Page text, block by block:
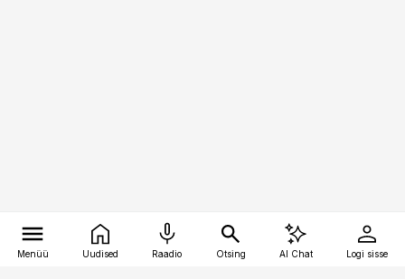
Menüü Uudised Raadio Otsing AI Chat Logi sisse